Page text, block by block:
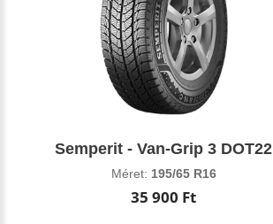
Semperit - Van-Grip 3 DOT22
Méret: 195/65 R16
35 900 Ft